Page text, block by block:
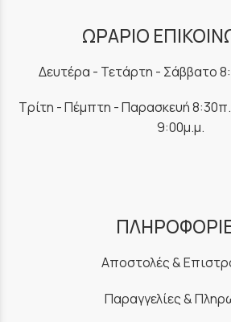
ΩΡΑΡΙΟ
Δευτέρα - Τετάρτη - Σάββατο
Τρίτη - Πέμπτη - Παρασκευή
9:00μ.μ.
Αποστολές &
Παραγγελίες &